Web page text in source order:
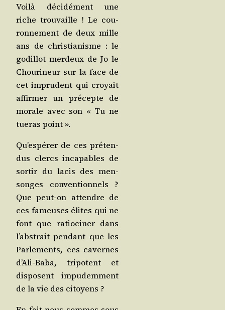
Voi­là déci­dé­ment une
riche trou­vaille ! Le cou­
ron­ne­ment de deux mille
ans de chris­tia­nisme : le
godillot mer­deux de Jo le
Chou­ri­neur sur la face de
cet impru­dent qui croyait
affir­mer un pré­cepte de
morale avec son « Tu ne
tue­ras point ».
Qu’es­pé­rer de ces pré­ten­
dus clercs inca­pables de
sor­tir du lacis des men­
songes conven­tion­nels ?
Que peut-on attendre de
ces fameuses élites qui ne
font que ratio­ci­ner dans
l’abs­trait pen­dant que les
Par­le­ments, ces cavernes
d’A­li-Baba, tri­potent et
dis­posent impu­dem­ment
de la vie des citoyens ?